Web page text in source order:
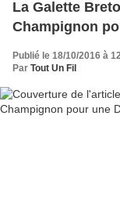
La Galette
Champignon
Publié le 18/10/2016 à
Par Tout Un Fil